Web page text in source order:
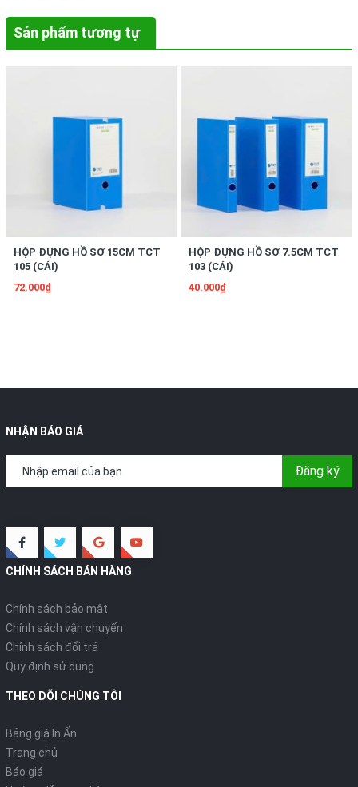
Sản phẩm tương tự
HỘP ĐỰNG HỒ SƠ 15CM TCT
105 (CÁI)
72.000₫
HỘP ĐỰNG HỒ SƠ 7.5CM TCT
103 (CÁI)
40.000₫
NHẬN BÁO GIÁ
Đăng ký
CHÍNH SÁCH BÁN HÀNG
Chính sách bảo mật
Chính sách vận chuyển
Chính sách đổi trả
Quy định sử dụng
THEO DÕI CHÚNG TÔI
Bảng giá In Ấn
Trang chủ
Báo giá